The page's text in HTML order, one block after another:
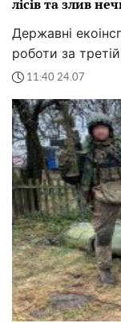
лісів та злив
Державні
роботи за
11:40 24.07